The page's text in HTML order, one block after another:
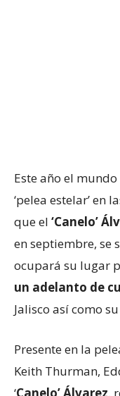
Este año el
‘pelea estelar’ en
que el ‘Canelo’
en septiembre, se
ocupará su lugar
un adelanto de
Jalisco así como
Presente en la
Keith Thurman,